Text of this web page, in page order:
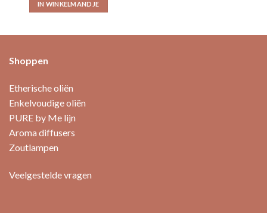
IN WINKELMANDJE
Shoppen
Etherische oliën
Enkelvoudige oliën
PURE by Me lijn
Aroma diffusers
Zoutlampen
Veelgestelde vragen